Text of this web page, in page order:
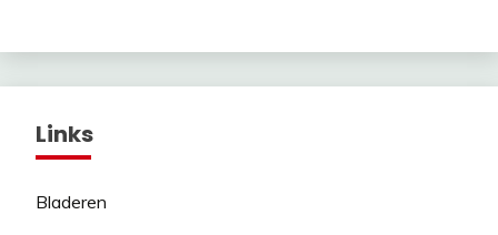
Links
Bladeren